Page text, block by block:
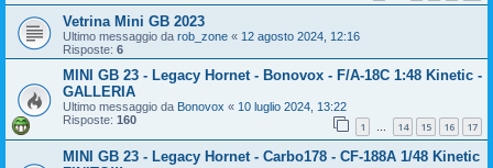
Vetrina Mini GB 2023
Ultimo messaggio da rob_zone « 12 agosto 2024, 12:16
Risposte: 6
MINI GB 23 - Legacy Hornet - Bonovox - F/A-18C 1:48 Kinetic -
GALLERIA
Ultimo messaggio da Bonovox « 10 luglio 2024, 13:22
Risposte: 160 1 … 14 15 16 17
MINI GB 23 - Legacy Hornet - Carbo178 - CF-188A 1/48 Kinetic